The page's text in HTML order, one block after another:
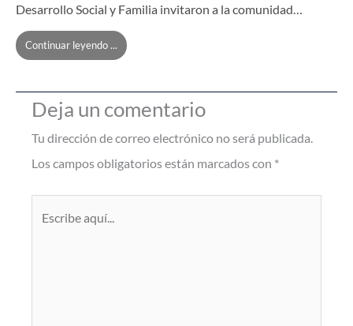
Desarrollo Social y Familia invitaron a la comunidad…
Continuar leyendo ...
Deja un comentario
Tu dirección de correo electrónico no será publicada.
Los campos obligatorios están marcados con *